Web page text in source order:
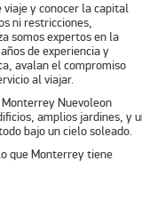
viaje y conocer la capital
ni restricciones,
somos expertos en la
de experiencia y
avalan el compromiso
al viajar.
amplios jardines, y
bajo un cielo soleado.
que Monterrey tiene